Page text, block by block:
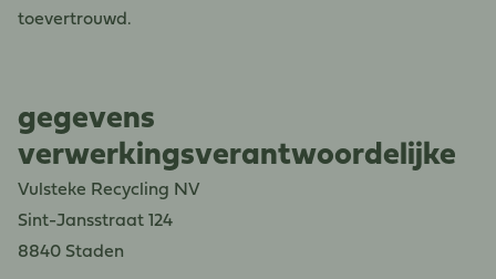
toevertrouwd.
gegevens
verwerkingsverantwoordelijke
Vulsteke Recycling NV
Sint-Jansstraat 124
8840 Staden